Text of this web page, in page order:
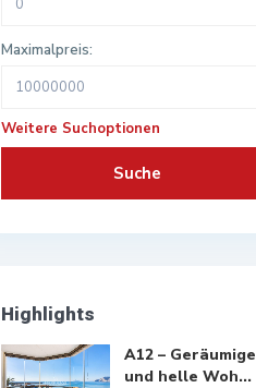
Maximalpreis:
Weitere Suchoptionen
Suche
Highlights
A12 – Geräumige
und helle Woh...